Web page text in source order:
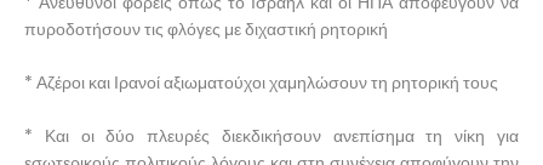
πυροδοτήσουν τις φλόγες με διχαστική ρητορική
* Αζέροι και Ιρανοί αξιωματούχοι χαμηλώσουν τη ρητορική τους
* Και οι δύο πλευρές διεκδικήσουν ανεπίσημα τη νίκη για